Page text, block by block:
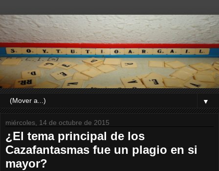
▼
miércoles, 14 de octubre de 2015
¿El tema principal de los
Cazafantasmas fue un plagio en si
mayor?